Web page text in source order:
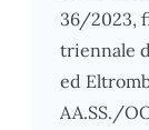
36/2023,
triennale
ed
AA.SS./